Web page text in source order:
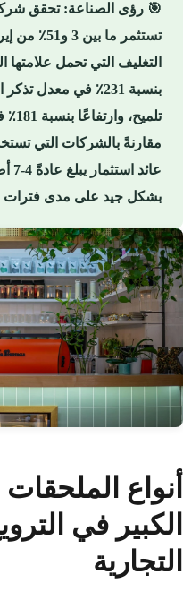
🎯 رؤى الصناعة: تحقق
تستثمر ما
التغليف التي تحمل علامتها
بنسبة 231٪ في معدل
مقارنةً بالشركات التي
بشكل جيد على مدى فترات قياس
أنواع الملحقات
الكبير في
التجارية